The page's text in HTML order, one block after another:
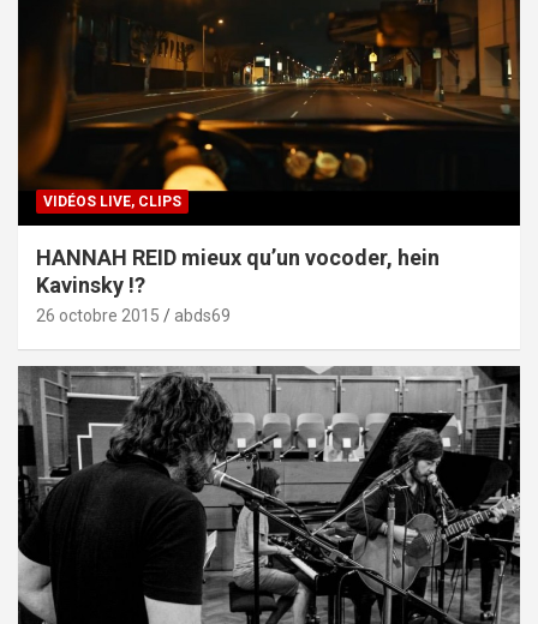
VIDÉOS LIVE, CLIPS
HANNAH REID mieux qu’un vocoder, hein
Kavinsky !?
26 octobre 2015 abds69